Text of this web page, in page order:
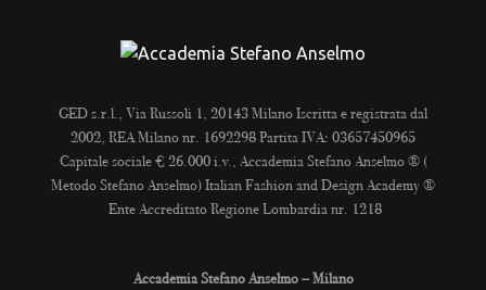
GED s.r.l., Via Russoli 1, 20143 Milano Iscritta e registrata dal
2002, REA Milano nr. 1692298 Partita IVA: 03657450965
Capitale sociale € 26.000 i.v., Accademia Stefano Anselmo ® (
Metodo Stefano Anselmo) Italian Fashion and Design Academy ®
Ente Accreditato Regione Lombardia nr. 1218
Accademia Stefano Anselmo – Milano